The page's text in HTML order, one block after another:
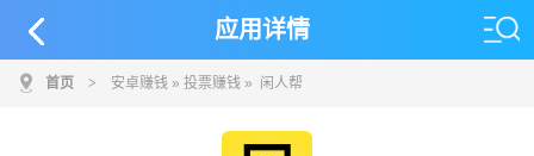
应用详情
首页 > 安卓赚钱 » 投票赚钱 » 闲人帮